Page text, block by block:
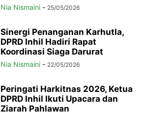
Nia Nismaini - 25/05/2026
Sinergi Penanganan Karhutla,
DPRD Inhil Hadiri Rapat
Koordinasi Siaga Darurat
Nia Nismaini - 22/05/2026
Peringati Harkitnas 2026, Ketua
DPRD Inhil Ikuti Upacara dan
Ziarah Pahlawan